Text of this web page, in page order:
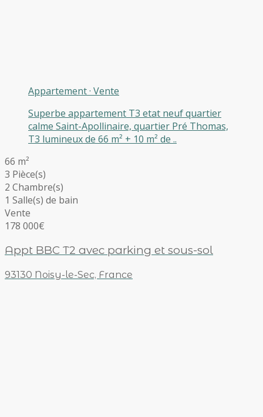
Appartement· Vente
Superbe appartement T3 etat neuf quartier
calme Saint-Apollinaire, quartier Pré Thomas,
T3 lumineux de 66 m² + 10 m² de ..
66 m²
3 Pièce(s)
2 Chambre(s)
1 Salle(s) de bain
Vente
178 000€
Appt BBC T2 avec parking et sous-sol
93130 Noisy-le-Sec, France